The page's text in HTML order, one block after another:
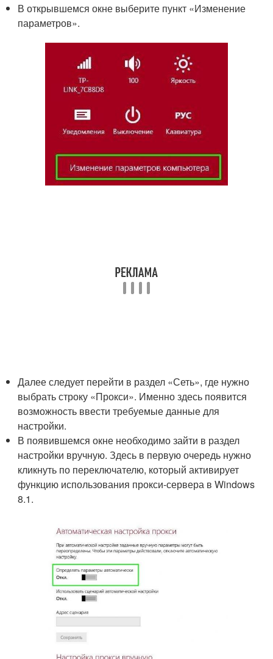
В открывшемся окне выберите пункт «Изменение
параметров».
Далее следует перейти в раздел «Сеть», где нужно
выбрать строку «Прокси». Именно здесь появится
возможность ввести требуемые данные для
настройки.
В появившемся окне необходимо зайти в раздел
настройки вручную. Здесь в первую очередь нужно
кликнуть по переключателю, который активирует
функцию использования прокси-сервера в Windows
8.1.